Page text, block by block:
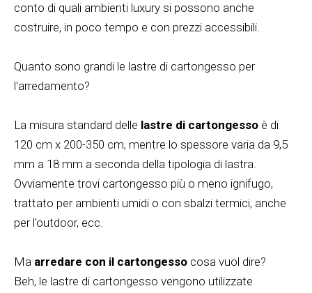
conto di quali ambienti luxury si possono anche
costruire, in poco tempo e con prezzi accessibili.
Quanto sono grandi le lastre di cartongesso per
l'arredamento?
La misura standard delle lastre di cartongesso è di
120 cm x 200-350 cm, mentre lo spessore varia da 9,5
mm a 18 mm a seconda della tipologia di lastra.
Ovviamente trovi cartongesso più o meno ignifugo,
trattato per ambienti umidi o con sbalzi termici, anche
per l'outdoor, ecc.
Ma arredare con il cartongesso cosa vuol dire?
Beh, le lastre di cartongesso vengono utilizzate